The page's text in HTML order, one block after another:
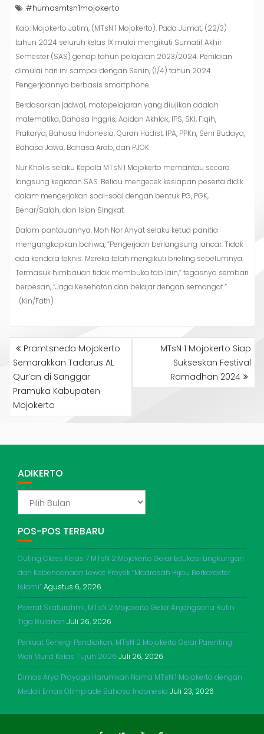
#humasmtsn1mojokerto
Kab. Mojokerto Jatim, (MTsN 1 Mojokerto). Pada Jumat, (22/3)
tahun 2024 seluruh kelas IX mulai mengikuti Sumatif Akhir
Semester (SAS) genap tahun pelajaran 2023/2024. Penilaian
dimulai hari ini sampai dengan Senin, (1/4) tahun 2024.
Pengerjaannya berbasis smartphone.
Berdasarkan jadwal, matapelajaran yang diujikan adalah
matematika, Bahasa Inggris, Aqidah Akhlak, IPS, SKI, Fiqih,
Prakarya, Bahasa Indonesia, Quran Hadist, IPA, PPKn, Seni Budaya,
Bahasa Jawa, Bahasa Arab, dan PJOK.
Nur Kholis selaku Kepala MTsN 1 Mojokerto memantau secara
langsung kegiatan SAS. Beliau mengecek kesiapan peserta didik
dalam mengerjakan soal-soal dengan bentuk PG, PGK,
Benar/Salah, dan Isian Singkat.
Dalam pantauannya, Moh Nor Ahyat selaku ketua panitia
mengungkapkan bahwa, ”Pengerjaan berlangsung lancar. Tidak
ada kendala teknis. Mereka telah mengikuti briefing sebelumnya.
Termasuk himbauan tidak membuka tab lain,” tegasnya sembari
berpesan, “Jaga Kesehatan dan belajar dengan semangat.”
(Kin/Fath)
NAVIGASI
POSPramtsneda Mojokerto
Semarakkan Tadarus AL
Qur’an di Sanggar
Pramuka Kabupaten
Mojokerto
MTsN 1 Mojokerto Siap
Sukseskan Festival
Ramadhan 2024
ADIKERTO
POS-POS TERBARU
Outing Class Kelas 7 MTsN 2 Mojokerto Gelar Edukasi Lingkungan
dan Kebencanaan Lewat Proyek “Madrasah Hijau Berkarakter
Islami”Agustus 6, 2026
Pererat Silaturahmi, MTsN 2 Mojokerto Gelar Anjangsana Rutin
Tiga Bulanan Juli 26, 2026
Perkuat Senergi Pendidikan, MTsN 2 Mojokerto Gelar Parenting
Wali Murid Kelas Tujuh 2026 Juli 26, 2026
Dimas Arya Prayoga Harumkan Nama MTsN 1 Mojokerto dengan
Medali Emas Olimpiade Bahasa Indonesia Juli 23, 2026